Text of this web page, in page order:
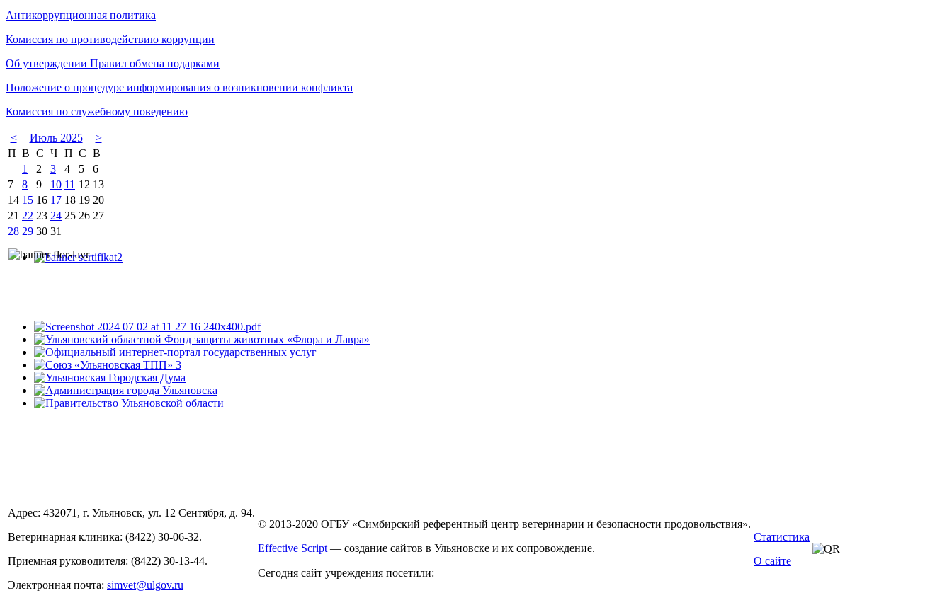
Антикоррупционная политика
Комиссия по противодействию коррупции
Об утверждении Правил обмена подарками
Положение о процедуре информирования о возникновении конфликта
Комиссия по служебному поведению
< Июль 2025
>
П В С Ч П С В
1
2 3 4 5
6
7
8 9 10 11 12 13
14 15 16 17 18 19 20
21 22 23 24 25 26 27
28 29 30 31
Адрес: 432071, г. Ульяновск, ул. 12 Сентября, д. 94.
Ве­тери­нар­ная кли­ника: (8422) 30-06-32.
При­ем­ная ру­ково­дите­ля: (8422) 30-13-44.
Электронная почта: sim­vet@ul­gov.ru
© 2013-2020 ОГБУ «Сим­бирс­кий референтный центр ве­тери­нар­ии и безопасности продовольствия».
Effective Script — создание сайтов в Ульяновске и их сопровождение.
Сегодня сайт учреждения посетили:
Статистика
О сайте